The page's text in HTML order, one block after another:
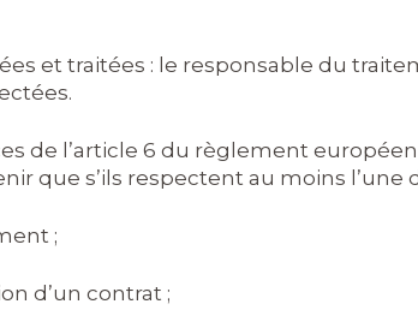
et traitées : le responsable du
de l’article 6 du règlement
que s’ils respectent au moins l’une
;
d’un contrat ;